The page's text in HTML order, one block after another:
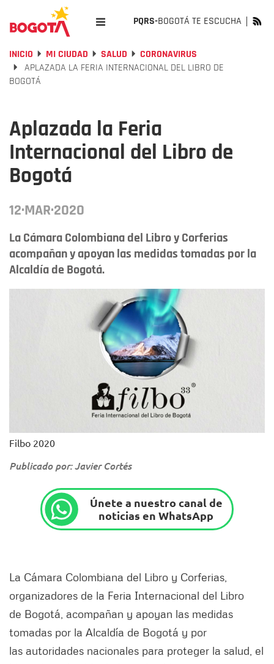
PQRS-BOGOTÁ TE ESCUCHA
INICIO MI CIUDAD SALUD
CORONAVIRUS
APLAZADA LA FERIA INTERNACIONAL DEL LIBRO DE
BOGOTÁ
Aplazada la Feria
Internacional del Libro de
Bogotá
12·MAR·2020
La Cámara Colombiana del Libro y Corferias
acompañan y apoyan las medidas tomadas por la
Alcaldía de Bogotá.
Filbo 2020
Publicado por: Javier Cortés
Únete a nuestro canal de
noticias en WhatsApp
La Cámara Colombiana del Libro y Corferias,
organizadores de la Feria Internacional del Libro
de Bogotá, acompañan y apoyan las medidas
tomadas por la Alcaldía de Bogotá y por
las autoridades nacionales para proteger la salud, el